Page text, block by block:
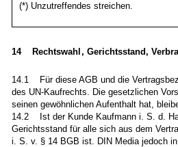
(*) Unzutreffendes streichen.
14 Rechtswahl, Gerichtsstand,
14.1 Für diese AGB und die
des UN-Kaufrechts. Die gesetzlichen
seinen gewöhnlichen Aufenthalt hat,
14.2 Ist der Kunde Kaufmann i. S. d.
Gerichtsstand für alle sich aus dem
i. S. v. § 14 BGB ist. DIN Media jedoch